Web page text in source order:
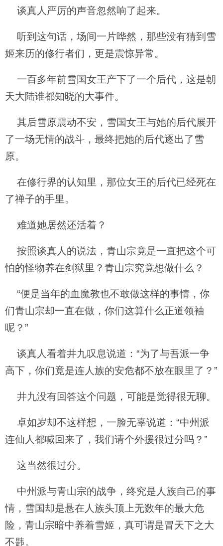
谈真人严厉的声音忽然响了起来。
听到这句话，场间一片哗然，那些没有猜到雪
姬来历的修行者们，更是震惊异常。
一百多年前雪国女王产下了一个后代，这是朝
天大陆谁都知晓的大事件。
其后雪原震动不安，雪国女王与她的后代展开
了一场无情的战斗，最终把她的后代逐出了雪
原。
在修行界的认知里，那位女王的后代已经死在
了禅子的手里。
难道她居然还活着？
按照谈真人的说法，青山宗竟是一直把这个可
怕的怪物养在剑狱里？青山宗究竟想做什么？
“便是当年的血魔教也不敢做这样的事情，你
们青山宗却一直在做，你们这算什么正道领袖
呢？”
谈真人看着井九叹息说道：“为了与吾派一争
高下，你们竟是连人族的安危都不放在眼里了？”
井九没有回答这个问题，可能是觉得很无聊。
卓如岁却不这样想，一脸无辜说道：“中州派
连仙人都喊回来了，我们请个外援很过分吗？”
这当然很过分。
中州派与青山宗的战争，终究是人族自己的事
情，雪国却是悬在人族头顶上无数年的最大危
险，青山宗暗中养着雪姬，真可谓是冒天下之大
不韪。